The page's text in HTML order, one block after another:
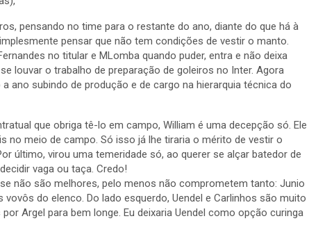
pensando no time para o restante do ano, diante do que há à
pensar que não tem condições de vestir o manto.
no titular e MLomba quando puder, entra e não deixa
louvar o trabalho de preparação de goleiros no Inter. Agora
ano subindo de produção e de cargo na hierarquia técnica do
que obriga tê-lo em campo, William é uma decepção só. Ele
no meio de campo. Só isso já lhe tiraria o mérito de vestir o
último, virou uma temeridade só, ao querer se alçar batedor de
vaga ou taça. Credo!
não são melhores, pelo menos não comprometem tanto: Junio
do elenco. Do lado esquerdo, Uendel e Carlinhos são muito
Argel para bem longe. Eu deixaria Uendel como opção curinga